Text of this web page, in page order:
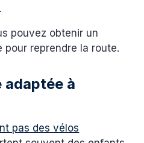
.
pouvez obtenir un
pour reprendre la route.
adaptée à
pas des vélos